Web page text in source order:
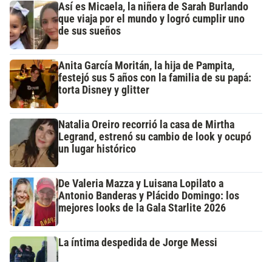
Así es Micaela, la niñera de Sarah Burlando
que viaja por el mundo y logró cumplir uno
de sus sueños
Anita García Moritán, la hija de Pampita,
festejó sus 5 años con la familia de su papá:
torta Disney y glitter
Natalia Oreiro recorrió la casa de Mirtha
Legrand, estrenó su cambio de look y ocupó
un lugar histórico
De Valeria Mazza y Luisana Lopilato a
Antonio Banderas y Plácido Domingo: los
mejores looks de la Gala Starlite 2026
La íntima despedida de Jorge Messi